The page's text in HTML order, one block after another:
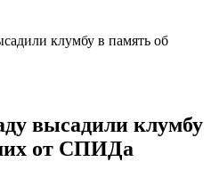
клумбу в память об
высадили клумбу
от СПИДа